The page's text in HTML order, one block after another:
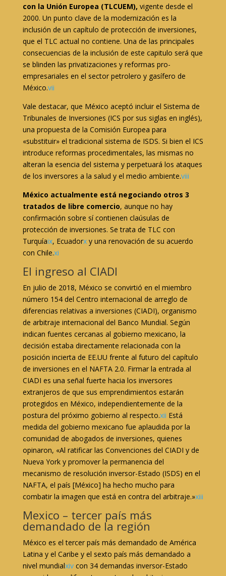
con la Unión Europea (TLCUEM), vigente desde el
2000. Un punto clave de la modernización es la
inclusión de un capítulo de protección de inversiones,
que el TLC actual no contiene. Una de las principales
consecuencias de la inclusión de este capitulo será que
se blinden las privatizaciones y reformas pro-
empresariales en el sector petrolero y gasífero de
México.vii
Vale destacar, que México aceptó incluir el Sistema de
Tribunales de Inversiones (ICS por sus siglas en inglés),
una propuesta de la Comisión Europea para
«substituir» el tradicional sistema de ISDS. Si bien el ICS
introduce reformas procedimentales, las mismas no
alteran la esencia del sistema y perpetuará los ataques
de los inversores a la salud y el medio ambiente.viii
México actualmente está negociando otros 3
tratados de libre comercio, aunque no hay
confirmación sobre sí contienen claúsulas de
protección de inversiones. Se trata de TLC con
Turquíaix, Ecuadorxy una renovación de su acuerdo
con Chile.xi
El ingreso al CIADI
En julio de 2018, México se convirtió en el miembro
número 154 del Centro internacional de arreglo de
diferencias relativas a inversiones (CIADI), organismo
de arbitraje internacional del Banco Mundial. Según
indican fuentes cercanas al gobierno mexicano, la
decisión estaba directamente relacionada con la
posición incierta de EE.UU frente al futuro del capítulo
de inversiones en el NAFTA 2.0. Firmar la entrada al
CIADI es una señal fuerte hacia los inversores
extranjeros de que sus emprendimientos estarán
protegidos en México, independientemente de la
postura del próximo gobierno al respecto.xii Está
medida del gobierno mexicano fue aplaudida por la
comunidad de abogados de inversiones, quienes
opinaron, «Al ratificar las Convenciones del CIADI y de
Nueva York y promover la permanencia del
mecanismo de resolución inversor-Estado (ISDS) en el
NAFTA, el país [México] ha hecho mucho para
combatir la imagen que está en contra del arbitraje.»xiii
Mexico – tercer país más
demandado de la región
México es el tercer país más demandado de América
Latina y el Caribe y el sexto país más demandado a
nivel mundialxivcon 34 demandas inversor-Estado